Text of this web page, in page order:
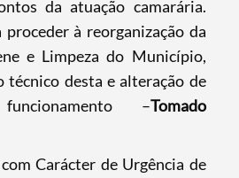
da atuação camarária.
proceder à reorganização da
e Limpeza do Município,
técnico desta e alteração de
–Tomado
Carácter de Urgência de